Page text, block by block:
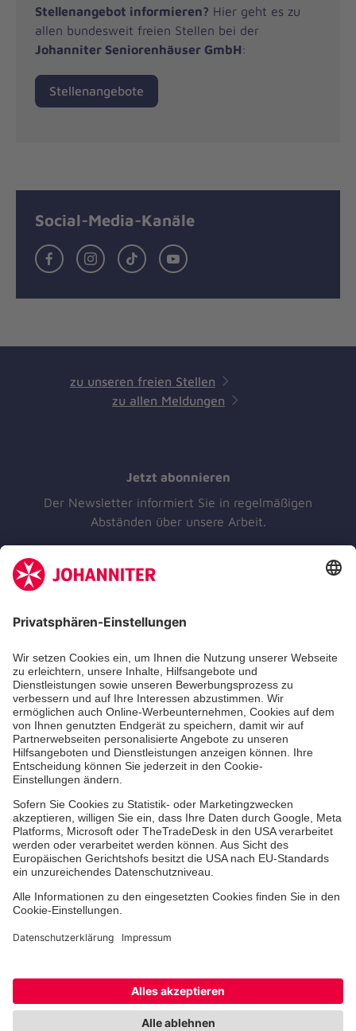
Stellenangebot informieren? Hier geht es zu
allen bundesweit freien Stellen bei der
Johanniter Seniorenhäuser GmbH:
Stellenangebote
Social-Media-Kanäle
FacebookInstagramTikTok Youtube
zu unseren freien Stellen
zu allen Meldungen
Jetzt abonnieren
Der Newsletter informiert Sie in regelmäßigen
Abständen über unsere Arbeit.
Unsere Standorte
Leistungen
Kennzahlen und Struktur
Als Pflegefachkraft arbeiten
Qualität
Unsere Spendenprojekte
Allgemeine Einkaufsbedingungen
Hinweisgebersystem
Cookie-Einstellungen Datenschutz Barrierefreiheit